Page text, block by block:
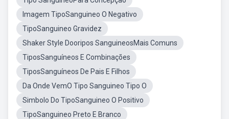
Imagem TipoSanguineo O Negativo
TipoSanguineo Gravidez
Shaker Style Dooripos SanguineosMais Comuns
TiposSanguíneos E Combinações
TiposSanguíneos De Pais E Filhos
Da Onde VemO Tipo Sanguineo Tipo O
Simbolo Do TipoSanguineo O Positivo
TipoSanguineo Preto E Branco